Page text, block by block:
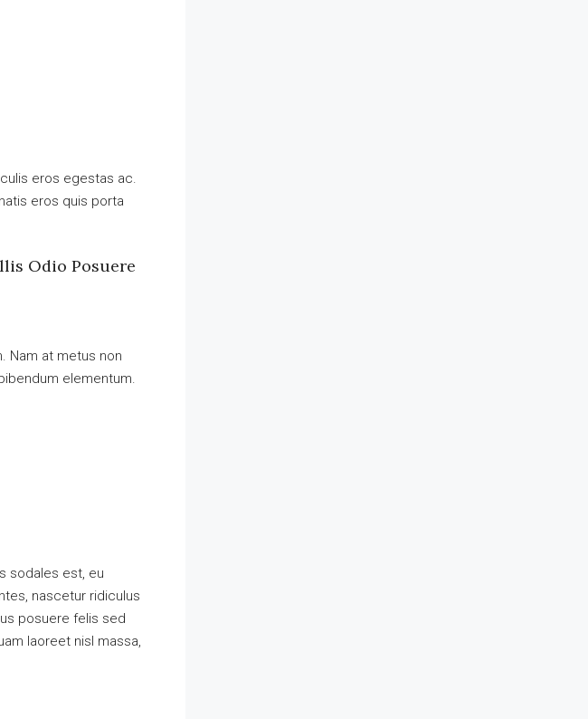
eros egestas ac.
eros quis porta
Odio Posuere
Nam at metus non
elementum.
sodales est, eu
nascetur ridiculus
posuere felis sed
laoreet nisl massa,